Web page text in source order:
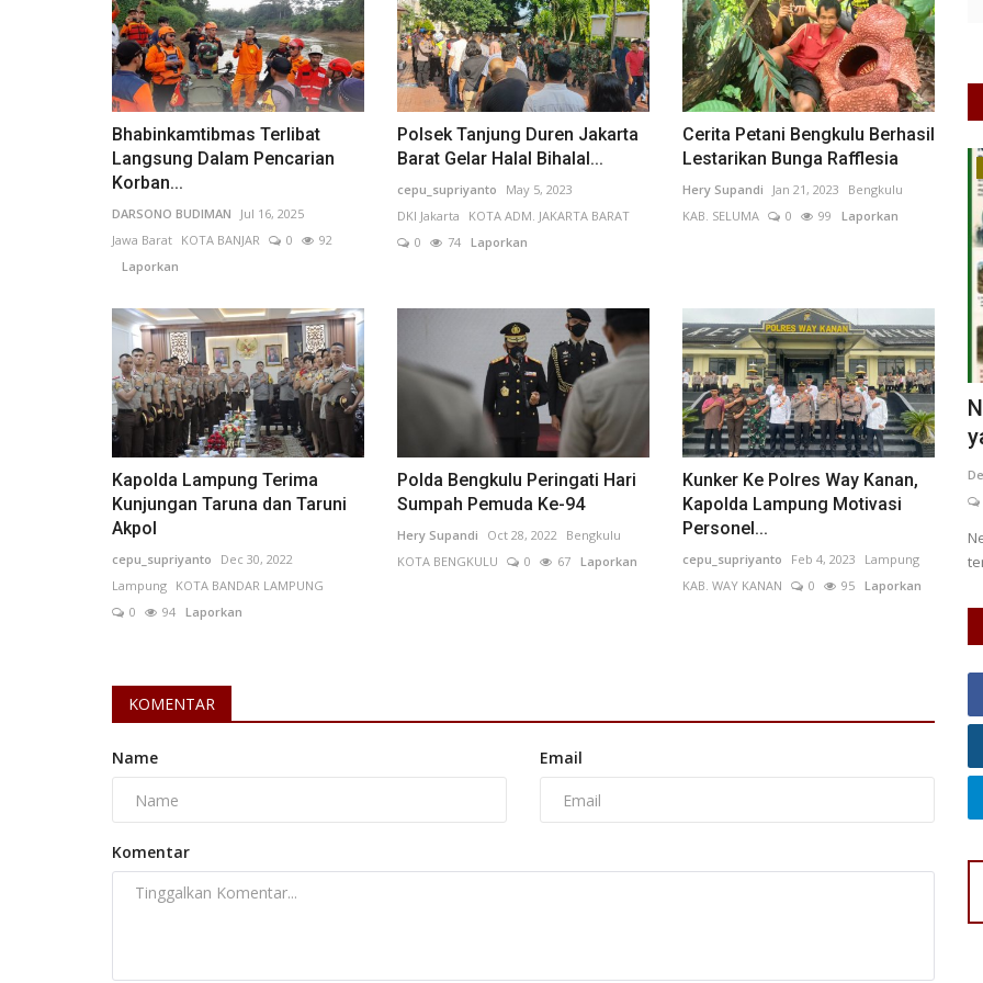
Bhabinkamtibmas Terlibat
Langsung Dalam Pencarian
Korban...
DARSONO BUDIMAN
Jul 16, 2025
Jawa Barat KOTA BANJAR 0
92
Laporkan
Polsek Tanjung Duren Jakarta
Barat Gelar Halal Bihalal...
cepu_supriyanto
May 5, 2023
DKI Jakarta
KOTA ADM. JAKARTA BARAT
0
74Laporkan
Cerita Petani Bengkulu Berhasil
Lestarikan Bunga Rafflesia
Hery Supandi Jan 21, 2023
Bengkulu
KAB. SELUMA
0 99 Laporkan
Kapolda Lampung Terima
Kunjungan Taruna dan Taruni
Akpol
cepu_supriyanto
Dec 30, 2022
Lampung KOTA BANDAR LAMPUNG
0
94 Laporkan
Polda Bengkulu Peringati Hari
Sumpah Pemuda Ke-94
Hery Supandi Oct 28, 2022
Bengkulu
KOTA BENGKULU
0 67Laporkan
Kunker Ke Polres Way Kanan,
Kapolda Lampung Motivasi
Personel...
cepu_supriyanto Feb 4, 2023
Lampung
KAB. WAY KANAN
0 95Laporkan
KOMENTAR
Name Email
Komentar
Peternakan
DKP3 Kota Sukabumi Gelar Pelatihan
Pengelolaan Hewan Qurban...
INDRA W N Jun 2, 2024 KOTA SUKABUMI 0
99
Laporkan
Kesehatan
Neglected Tropical Diseases: Penyakit
yang Terlupakan,...
Dewi May 25, 2026 DKI Jakarta
KOTA ADM. JAKARTA SELATAN
Laporkan
Neglected Tropical Diseases (NTDs) atau penyakit tropis
terabaikan merupakan kelompok...